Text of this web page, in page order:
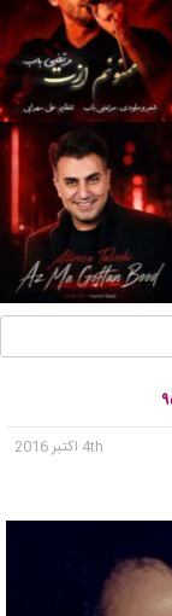
4th اکتبر 2016